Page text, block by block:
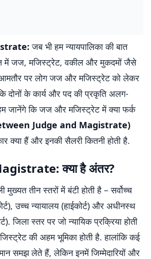
जब भी हम न्यायपालिका की बात
में जज, मजिस्ट्रेट, वकील और मुकदमों जैसे
पर लोग जज और मजिस्ट्रेट को लेकर
दोनों के कार्य और पद की प्रकृति अलग-
जानेंगे कि जज और मजिस्ट्रेट में क्या फर्क
Judge and Magistrate)
क्या हैं और इनकी सैलरी कितनी होती है.
क्या है अंतर?
मुख्यत तीन स्तरों में बंटी होती है – सर्वोच्च
उच्च न्यायालय (हाईकोर्ट) और अधीनस्थ
जिला स्तर पर जो न्यायिक प्रक्रिया होती
की अहम भूमिका होती है. हालांकि कई
समझ लेते हैं, लेकिन इनमें जिम्मेदारियों और